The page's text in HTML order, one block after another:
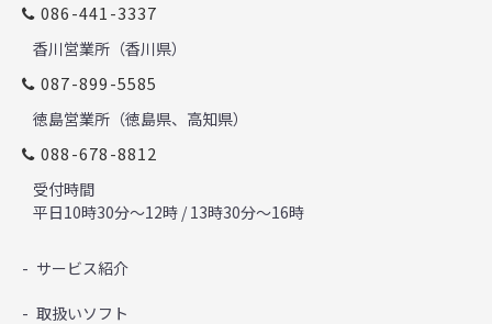
086-441-3337
香川営業所（香川県）
087-899-5585
徳島営業所（徳島県、高知県）
088-678-8812
受付時間
平日10時30分～12時 / 13時30分～16時
サービス紹介
取扱いソフト